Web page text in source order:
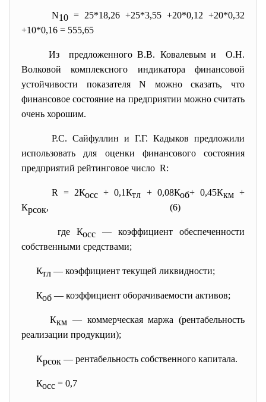
N10= 25*18,26 +25*3,55 +20*0,12 +20*0,32
+10*0,16 = 555,65
Из предложенного В.В. Ковалевым и О.Н.
Волковой комплексного индикатора финансовой
устойчивости показателя N можно сказать, что
финансовое состояние на предприятии можно считать
очень хорошим.
Р.С. Сайфуллин и Г.Г. Кадыков предложили
использовать для оценки финансового состояния
предприятий рейтинговое число R:
R = 2Коcc + 0,1Ктл + 0,08Коб+ 0,45Ккм+
Крсок, (6)
где Косс— коэффициент обеспеченности
собственными средствами;
Ктл — коэффициент текущей ликвидности;
Коб — коэффициент оборачиваемости активов;
Ккм — коммерческая маржа (рентабельность
реализации продукции);
Крсок — рентабельность собственного капитала.
Косс = 0,7